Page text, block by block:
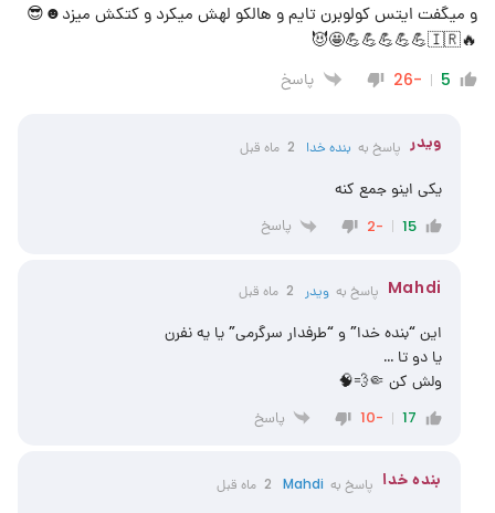
و میگفت ایتس کولوبرن تایم و هالکو لهش میکرد و کتکش میزد☻😎
🔥🇮🇷💪💪💪💪💪🤩😈
5
-26 پاسخ
ویدر پاسخ به بنده خدا 2 ماه قبل
یکی اینو جمع کنه
15
-2 پاسخ
Mahdi پاسخ بهویدر 2 ماه قبل
این “بنده خدا” و “طرفدار سرگرمی” یا یه نفرن
یا دو تا …
ولش کن 🤏💨🧠
17
-10 پاسخ
بنده خدا پاسخ به Mahdi 2 ماه قبل